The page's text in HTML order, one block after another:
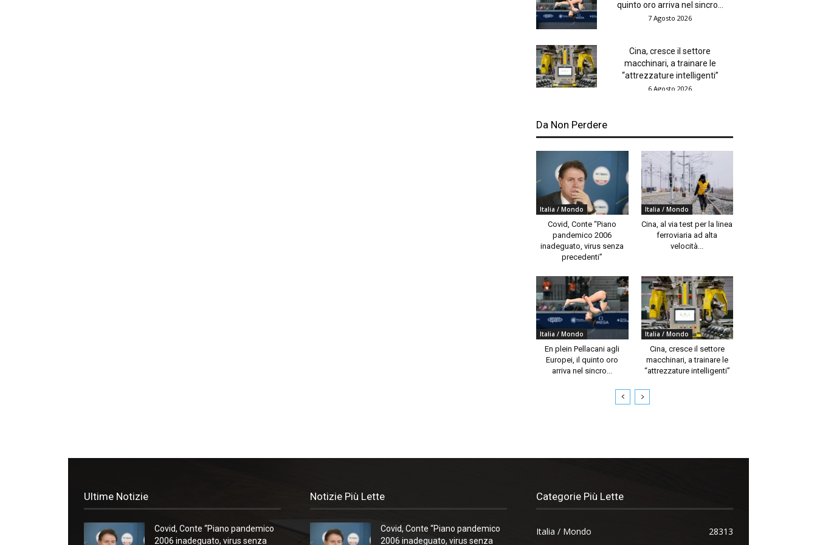
quinto oro arriva nel sincro...
7 Agosto 2026
Cina, cresce il settore
macchinari, a trainare le
“attrezzature intelligenti”
6 Agosto 2026
Da Non Perdere
Italia / Mondo
Covid, Conte “Piano
pandemico 2006
inadeguato, virus senza
precedenti”
Italia / Mondo
Cina, al via test per la linea
ferroviaria ad alta
velocità...
Italia / Mondo
En plein Pellacani agli
Europei, il quinto oro
arriva nel sincro...
Italia / Mondo
Cina, cresce il settore
macchinari, a trainare le
“attrezzature intelligenti”
Ultime Notizie
Covid, Conte “Piano pandemico
2006 inadeguato, virus senza
Notizie Più Lette
Covid, Conte “Piano pandemico
2006 inadeguato, virus senza
Categorie Più Lette
Italia / Mondo
28313